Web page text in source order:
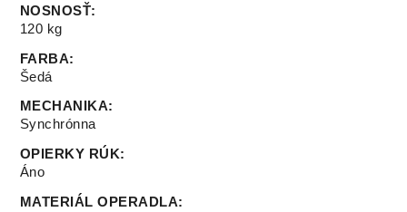
NOSNOSŤ:
120 kg
FARBA:
Šedá
MECHANIKA:
Synchrónna
OPIERKY RÚK:
Áno
MATERIÁL OPERADLA: